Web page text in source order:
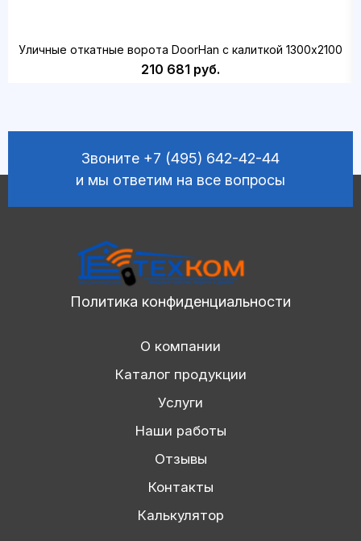
Уличные откатные ворота DoorHan с калиткой 1300х2100
210 681 руб.
Звоните +7 (495) 642-42-44
и мы ответим на все вопросы
Политика конфиденциальности
О компании
Каталог продукции
Услуги
Наши работы
Отзывы
Контакты
Калькулятор